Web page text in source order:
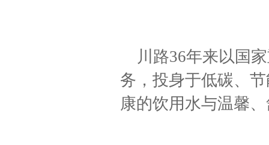
川路36年来以国
务，投身于低碳、
康的饮用水与温馨